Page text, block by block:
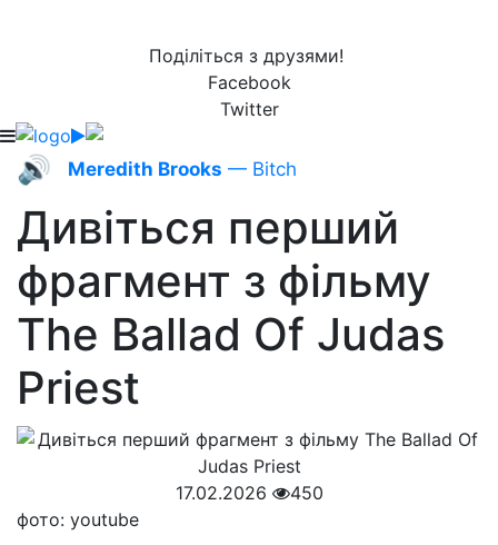
Поділіться з друзями!
Facebook
Twitter
🔊 Meredith Brooks — Bitch
Дивіться перший
фрагмент з фільму
The Ballad Of Judas
Priest
17.02.2026
450
фото: youtube